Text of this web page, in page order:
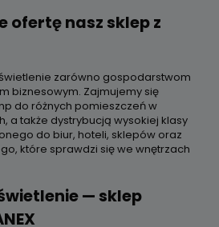
ofertę nasz sklep z
zarówno gospodarstwom
biznesowym. Zajmujemy się
do różnych pomieszczeń w
a także dystrybucją wysokiej klasy
do biur, hoteli, sklepów oraz
które sprawdzi się we wnętrzach
— sklep